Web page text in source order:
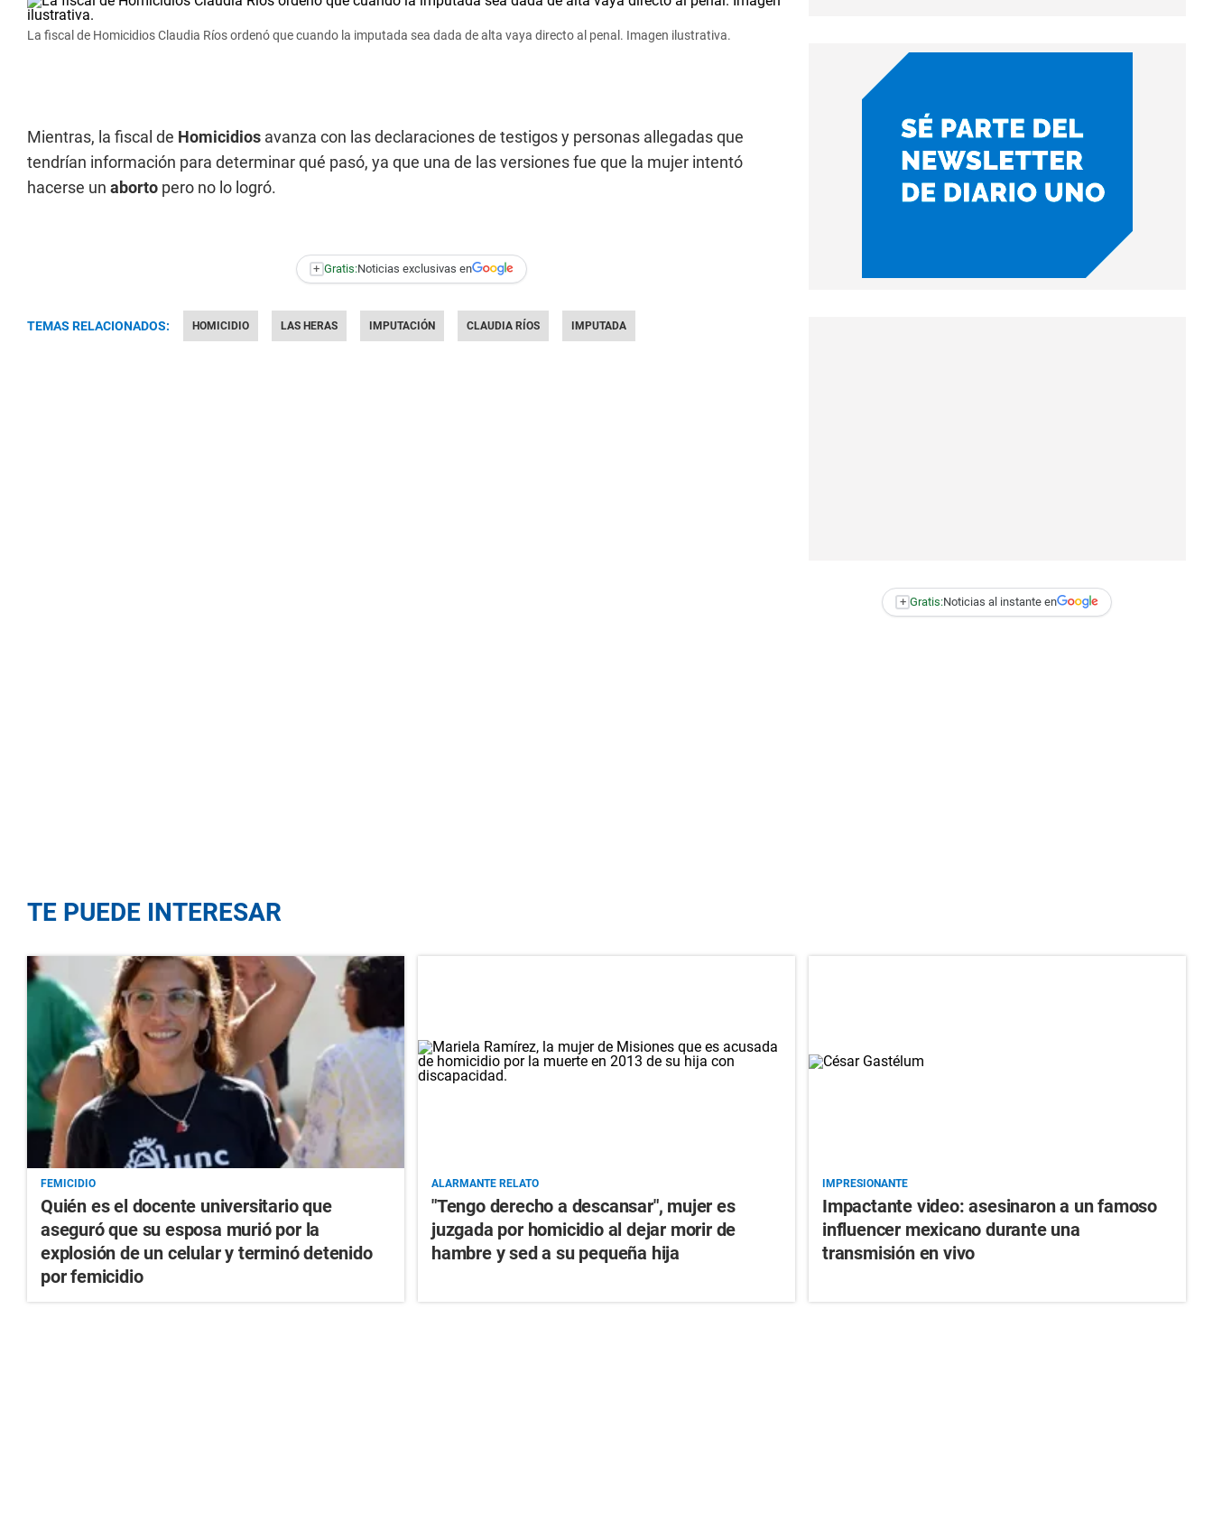
La fiscal de Homicidios Claudia Ríos ordenó que cuando la imputada sea dada de alta vaya directo al penal. Imagen ilustrativa.
Mientras, la fiscal de Homicidios avanza con las declaraciones de testigos y personas allegadas que
tendrían información para determinar qué pasó, ya que una de las versiones fue que la mujer intentó
hacerse un aborto pero no lo logró.
+ Gratis:Noticias exclusivas en
TEMAS RELACIONADOS: HOMICIDIO LAS HERAS IMPUTACIÓN CLAUDIA RÍOS IMPUTADA
+ Gratis:Noticias al instante en
TE PUEDE INTERESAR
FEMICIDIO
Quién es el docente universitario que
aseguró que su esposa murió por la
explosión de un celular y terminó detenido
por femicidio
ALARMANTE RELATO
"Tengo derecho a descansar", mujer es
juzgada por homicidio al dejar morir de
hambre y sed a su pequeña hija
IMPRESIONANTE
Impactante video: asesinaron a un famoso
influencer mexicano durante una
transmisión en vivo